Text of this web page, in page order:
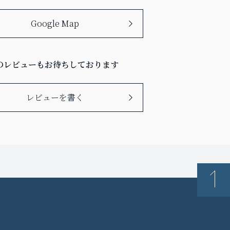
Google Map
レビューもお待ちしております
レビューを書く